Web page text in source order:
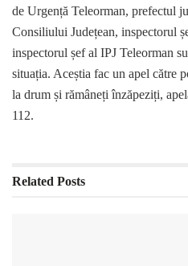
de Urgență Teleorman, prefectul
Consiliului Județean, inspectorul
inspectorul șef al IPJ Teleorman
situația. Aceștia fac un apel către
la drum și rămâneți înzăpeziți,
112.
Related Posts